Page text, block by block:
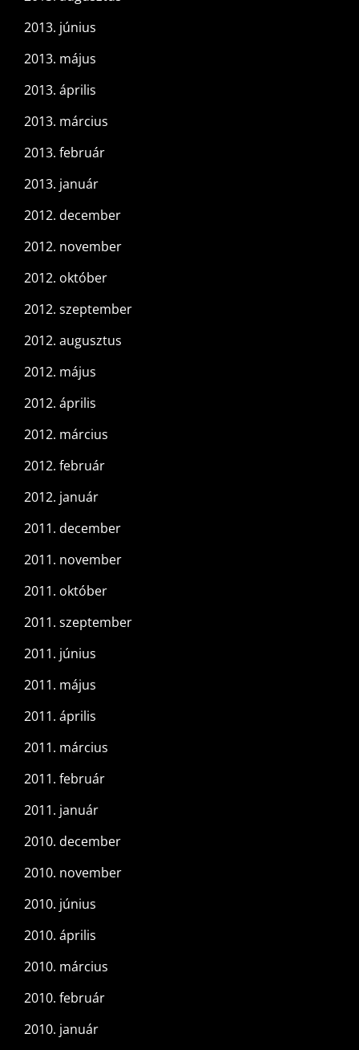
2013. június
2013. május
2013. április
2013. március
2013. február
2013. január
2012. december
2012. november
2012. október
2012. szeptember
2012. augusztus
2012. május
2012. április
2012. március
2012. február
2012. január
2011. december
2011. november
2011. október
2011. szeptember
2011. június
2011. május
2011. április
2011. március
2011. február
2011. január
2010. december
2010. november
2010. június
2010. április
2010. március
2010. február
2010. január